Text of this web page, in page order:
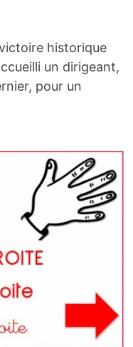
historique
un dirigeant,
pour un